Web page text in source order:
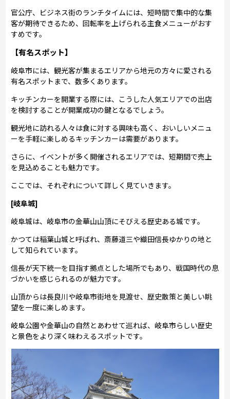
官公庁、ビジネス街のランチタイムには、短時間で集中的な集
客が期待できるため、回転率を上げられる主食メニューがおす
すめです。
【有名スポット】
岐阜市には、観光客が集まるエリアから地元の方々に愛される
有名スポットまで、数多くあります。
キッチンカーを開業する際には、こうした人気エリアでの出店
を検討することが開業成功の鍵となるでしょう。
観光地に訪れる人々は食に対する興味も高く、おいしいメニュ
ーを手軽に楽しめるキッチンカーは需要があります。
さらに、イベントが多く開催されるエリアでは、短期間で売上
を見込めることも魅力です。
ここでは、それぞれについて詳しく見ていきます。
[岐阜城]
岐阜城は、岐阜市の金華山山頂にそびえる歴史ある城です。
かつては稲葉山城と呼ばれ、斎藤道三や織田信長ゆかりの地と
して知られています。
信長が天下統一を目指す拠点とした場所でもあり、戦国時代の息
づかいを感じられるのが魅力です。
山頂からは長良川や岐阜市街地を見渡せ、歴史散策と美しい眺
望を一度に楽しめます。
岐阜公園や金華山の自然とあわせて巡れば、岐阜市らしい歴史
と景色をより深く味わえるスポットです。